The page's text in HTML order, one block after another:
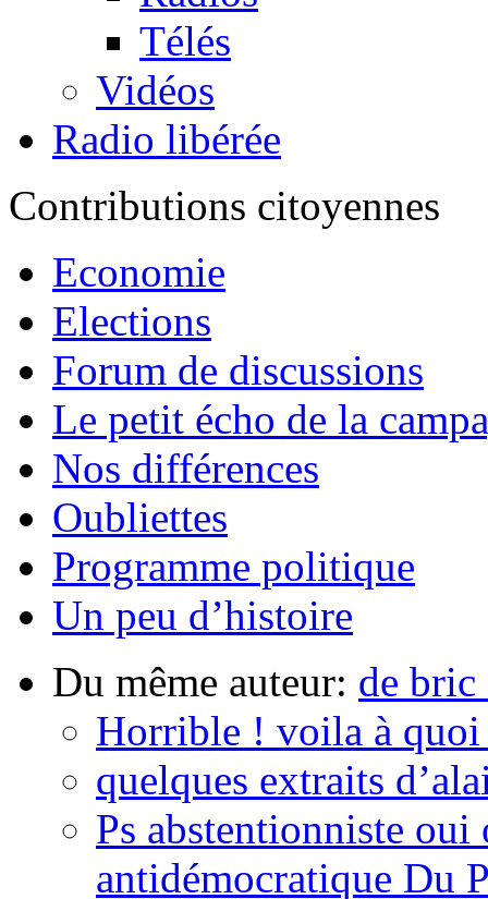
Télés
Vidéos
Radio libérée
Contributions citoyennes
Economie
Elections
Forum de discussions
Le petit écho de la
Nos différences
Oubliettes
Programme politique
Un peu d’histoire
Du même auteur: de bric
Horrible ! voila à
quelques extraits
Ps abstentionniste
antidémocratique Du